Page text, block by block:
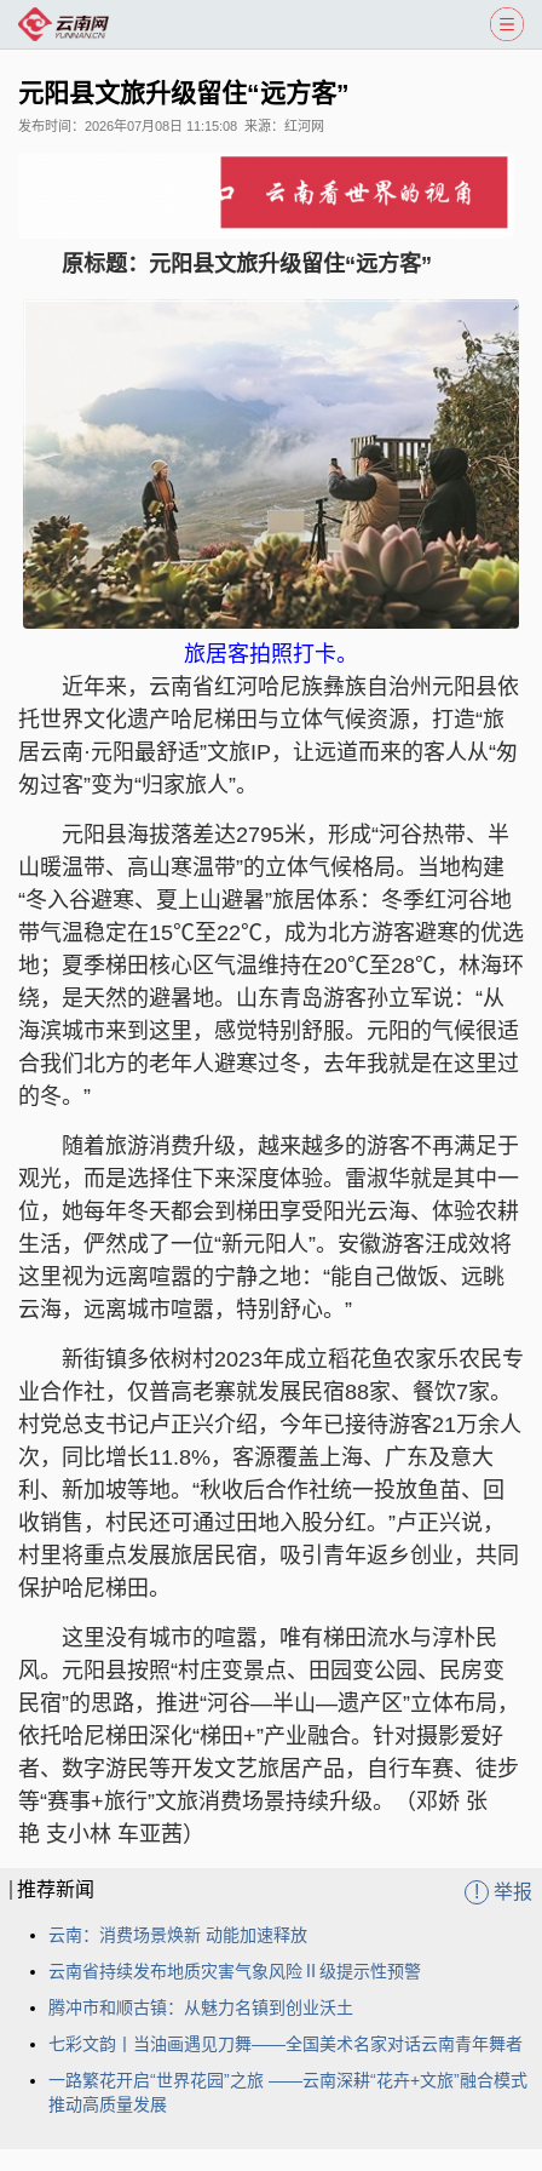
元阳县文旅升级留住“远方客”
发布时间： 2026年07月08日 11:15:08 来源： 红河网
原标题：元阳县文旅升级留住“远方客”
旅居客拍照打卡。
近年来，云南省红河哈尼族彝族自治州元阳县依
托世界文化遗产哈尼梯田与立体气候资源，打造“旅
居云南·元阳最舒适”文旅IP，让远道而来的客人从“匆
匆过客”变为“归家旅人”。
元阳县海拔落差达2795米，形成“河谷热带、半
山暖温带、高山寒温带”的立体气候格局。当地构建
“冬入谷避寒、夏上山避暑”旅居体系：冬季红河谷地
带气温稳定在15℃至22℃，成为北方游客避寒的优选
地；夏季梯田核心区气温维持在20℃至28℃，林海环
绕，是天然的避暑地。山东青岛游客孙立军说：“从
海滨城市来到这里，感觉特别舒服。元阳的气候很适
合我们北方的老年人避寒过冬，去年我就是在这里过
的冬。”
随着旅游消费升级，越来越多的游客不再满足于
观光，而是选择住下来深度体验。雷淑华就是其中一
位，她每年冬天都会到梯田享受阳光云海、体验农耕
生活，俨然成了一位“新元阳人”。安徽游客汪成效将
这里视为远离喧嚣的宁静之地：“能自己做饭、远眺
云海，远离城市喧嚣，特别舒心。”
新街镇多依树村2023年成立稻花鱼农家乐农民专
业合作社，仅普高老寨就发展民宿88家、餐饮7家。
村党总支书记卢正兴介绍，今年已接待游客21万余人
次，同比增长11.8%，客源覆盖上海、广东及意大
利、新加坡等地。“秋收后合作社统一投放鱼苗、回
收销售，村民还可通过田地入股分红。”卢正兴说，
村里将重点发展旅居民宿，吸引青年返乡创业，共同
保护哈尼梯田。
这里没有城市的喧嚣，唯有梯田流水与淳朴民
风。元阳县按照“村庄变景点、田园变公园、民房变
民宿”的思路，推进“河谷—半山—遗产区”立体布局，
依托哈尼梯田深化“梯田+”产业融合。针对摄影爱好
者、数字游民等开发文艺旅居产品，自行车赛、徒步
等“赛事+旅行”文旅消费场景持续升级。（邓娇 张
艳 支小林 车亚茜）
推荐新闻 ! 举报
云南：消费场景焕新 动能加速释放
云南省持续发布地质灾害气象风险Ⅱ级提示性预警
腾冲市和顺古镇：从魅力名镇到创业沃土
七彩文韵丨当油画遇见刀舞——全国美术名家对话云南青年舞者
一路繁花开启“世界花园”之旅 ——云南深耕“花卉+文旅”融合模式
推动高质量发展